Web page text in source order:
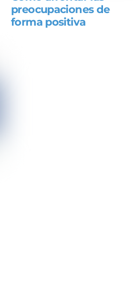
preocupaciones de
forma positiva